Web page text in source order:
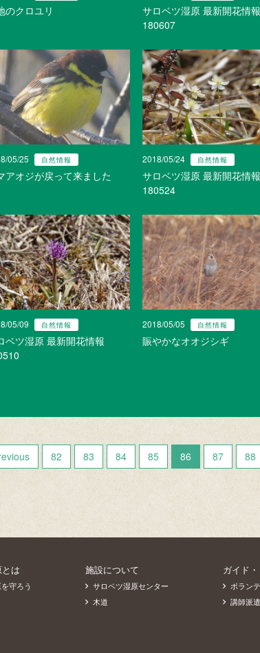
のクロユリ
サロベツ湿原 最新開花情報
180607
05/25 自然情報
アオジが戻って来ました
2018/05/24 自然情報
サロベツ湿原 最新開花情報
180524
05/09 自然情報
ベツ湿原 最新開花情報
2018/05/05 自然情報
賑やかなオオジシギ
82 83 84 85 86 87 88
は
守ろう
施設について
サロベツ湿原センター
木道
ガイド
ボラン
講師派